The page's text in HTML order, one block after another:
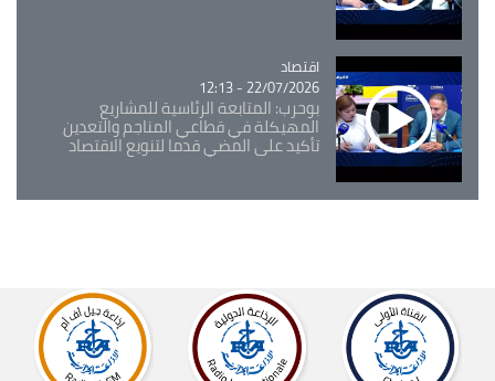
Catégorie
اقتصاد
22/07/2026 - 12:13
بوحرب: المتابعة الرئاسية للمشاريع
المهيكلة في قطاعي المناجم والتعدين
تأكيد على المضي قدما لتنويع الاقتصاد